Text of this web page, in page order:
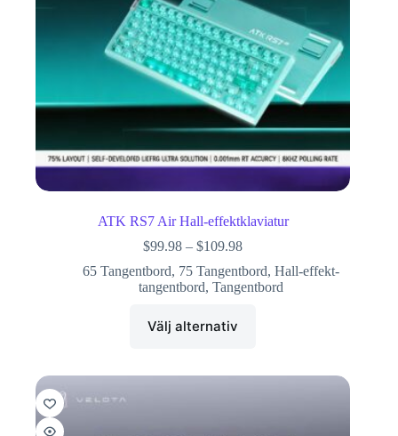
ATK RS7 Air Hall-effektklaviatur
$99.98 – $109.98
65 Tangentbord, 75 Tangentbord, Hall-effekt-
tangentbord, Tangentbord
Välj alternativ